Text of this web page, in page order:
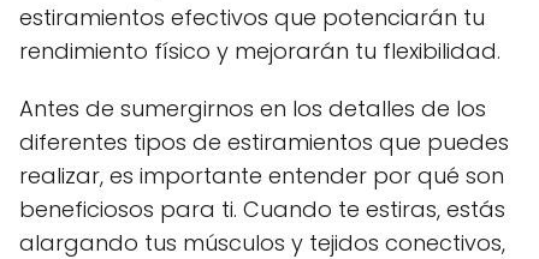
estiramientos efectivos que potenciarán tu
rendimiento físico y mejorarán tu flexibilidad.
Antes de sumergirnos en los detalles de los
diferentes tipos de estiramientos que puedes
realizar, es importante entender por qué son
beneficiosos para ti. Cuando te estiras, estás
alargando tus músculos y tejidos conectivos,